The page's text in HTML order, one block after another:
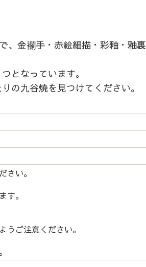
、金襴手・赤絵細描・彩釉・釉裏
となっています。
の九谷焼を見つけてください。
さい。
す。
うご注意ください。